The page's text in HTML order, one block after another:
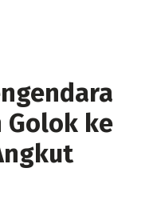
Golok ke